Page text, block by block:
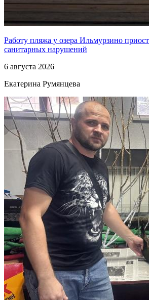
Работу пляжа у озера Ильмурзино
санитарных нарушений
6 августа 2026
Екатерина Румянцева